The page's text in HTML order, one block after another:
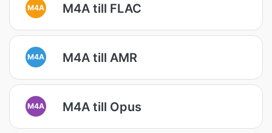
M4A M4A till FLAC
M4A M4A till AMR
M4A M4A till Opus